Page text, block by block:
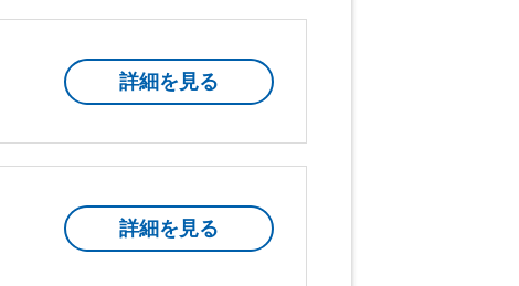
詳細を見る
詳細を見る